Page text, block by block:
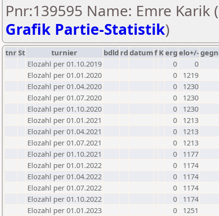
Pnr:139595 Name: Emre Karik (
Grafik Partie-Statistik)
tnrSt turnier bdld rd datumf Kerg elo+/-
Elozahl per 01.10.2019
0
0
Elozahl per 01.01.2020
0
1219
Elozahl per 01.04.2020
0
1230
Elozahl per 01.07.2020
0
1230
Elozahl per 01.10.2020
0
1230
Elozahl per 01.01.2021
0
1213
Elozahl per 01.04.2021
0
1213
Elozahl per 01.07.2021
0
1213
Elozahl per 01.10.2021
0
1177
Elozahl per 01.01.2022
0
1174
Elozahl per 01.04.2022
0
1174
Elozahl per 01.07.2022
0
1174
Elozahl per 01.10.2022
0
1174
Elozahl per 01.01.2023
0
1251